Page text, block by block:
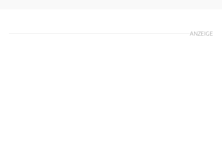
ANZEIGE